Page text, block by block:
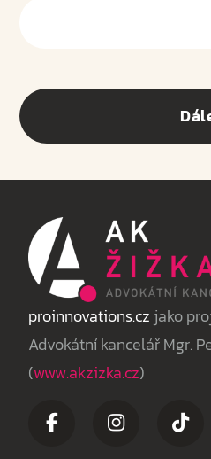
proinnovations.cz jako
Advokátní kancelář Mgr.
(www.akzizka.cz)